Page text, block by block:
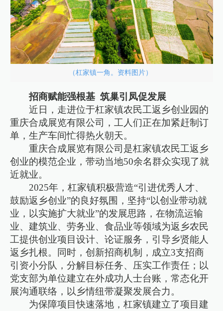
（杠家镇一角。资料图片）
招商赋能强根基 筑巢引凤促发展
近日，走进位于杠家镇农民工返乡创业园的
重庆合成展览有限公司，工人们正在加紧赶制订
单，生产车间忙得热火朝天。
重庆合成展览有限公司是杠家镇农民工返乡
创业的模范企业，带动当地50余名群众实现了就
近就业。
2025年，杠家镇积极营造“引进优秀人才、
鼓励返乡创业”的良好氛围，坚持“以创业带动就
业，以实施扩大就业”的发展思路，在物流运输
业、建筑业、劳务业、食品业等领域为返乡农民
工提供创业项目设计、论证服务，引导乡贤能人
返乡扎根。同时，创新招商机制，成立3支招商
引资小分队，分解目标任务、压实工作责任；以
党支部为单位建立在外成功人士台账，常态化开
展沟通联络，以乡情纽带凝聚发展合力。
为保障项目快速落地，杠家镇建立了项目建